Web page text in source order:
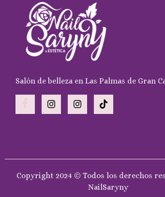
Salón de belleza en Las Palmas de Gran
Copyright 2024 © Todos los derechos
NailSaryny